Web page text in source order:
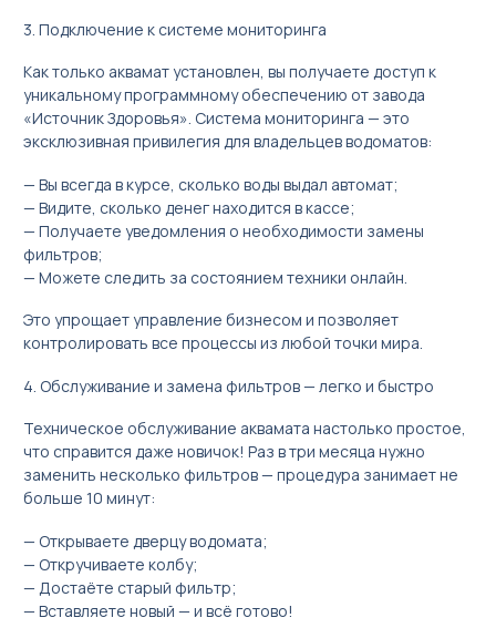
3. Подключение к системе мониторинга
Как только аквамат установлен, вы получаете доступ к
уникальному программному обеспечению от завода
«Источник Здоровья». Система мониторинга — это
эксклюзивная привилегия для владельцев водоматов:
— Вы всегда в курсе, сколько воды выдал автомат;
— Видите, сколько денег находится в кассе;
— Получаете уведомления о необходимости замены
фильтров;
— Можете следить за состоянием техники онлайн.
Это упрощает управление бизнесом и позволяет
контролировать все процессы из любой точки мира.
4. Обслуживание и замена фильтров — легко и быстро
Техническое обслуживание аквамата настолько простое,
что справится даже новичок! Раз в три месяца нужно
заменить несколько фильтров — процедура занимает не
больше 10 минут:
— Открываете дверцу водомата;
— Откручиваете колбу;
— Достаёте старый фильтр;
— Вставляете новый — и всё готово!